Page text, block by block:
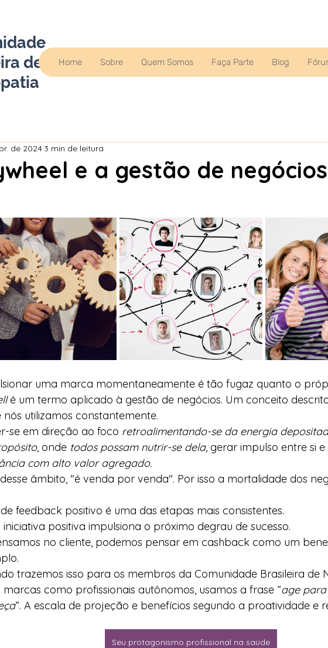
de
Home Sobre Quem Somos Faça Parte Blog
e a gestão de negócios
de 2024 3 min de leitura
uma marca momentaneamente é tão fugaz quanto o
é um termo aplicado à gestão de negócios. Um conceito
nós utilizamos constantemente.
se em direção ao foco retroalimentando-se da energia
, onde todos possam nutrir-se dela, gerar impulso entre si e
com alto valor agregado.
âmbito, "é venda por venda". Por isso a mortalidade dos
feedback positivo é uma das etapas mais consistentes.
iniciativa positiva impulsiona o próximo degrau de sucesso.
no cliente, podemos pensar em cashback como um
trazemos isso para os membros da Comunidade Brasileira de
como profissionais autônomos, usamos a frase “age
”. A escala de projeção e benefícios segundo a proatividade e
Seu protagonismo profissional na saúde